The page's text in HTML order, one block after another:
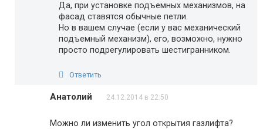
Да, при установке подъемных механизмов, на
фасад ставятся обычные петли.
Но в вашем случае (если у вас механический
подъемный механизм), его, возможно, нужно
просто подрегулировать шестигранником.
Ответить
Анатолий 24.12.2014 в 22:50
Можно ли изменить угол открытия газлифта?